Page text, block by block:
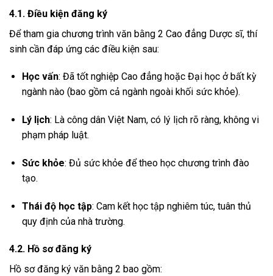
4.1. Điều kiện đăng ký
Để tham gia chương trình văn bằng 2 Cao đẳng Dược sĩ, thí
sinh cần đáp ứng các điều kiện sau:
Học vấn: Đã tốt nghiệp Cao đẳng hoặc Đại học ở bất kỳ
ngành nào (bao gồm cả ngành ngoài khối sức khỏe).
Lý lịch: Là công dân Việt Nam, có lý lịch rõ ràng, không vi
phạm pháp luật.
Sức khỏe: Đủ sức khỏe để theo học chương trình đào
tạo.
Thái độ học tập: Cam kết học tập nghiêm túc, tuân thủ
quy định của nhà trường.
4.2. Hồ sơ đăng ký
Hồ sơ đăng ký văn bằng 2 bao gồm: